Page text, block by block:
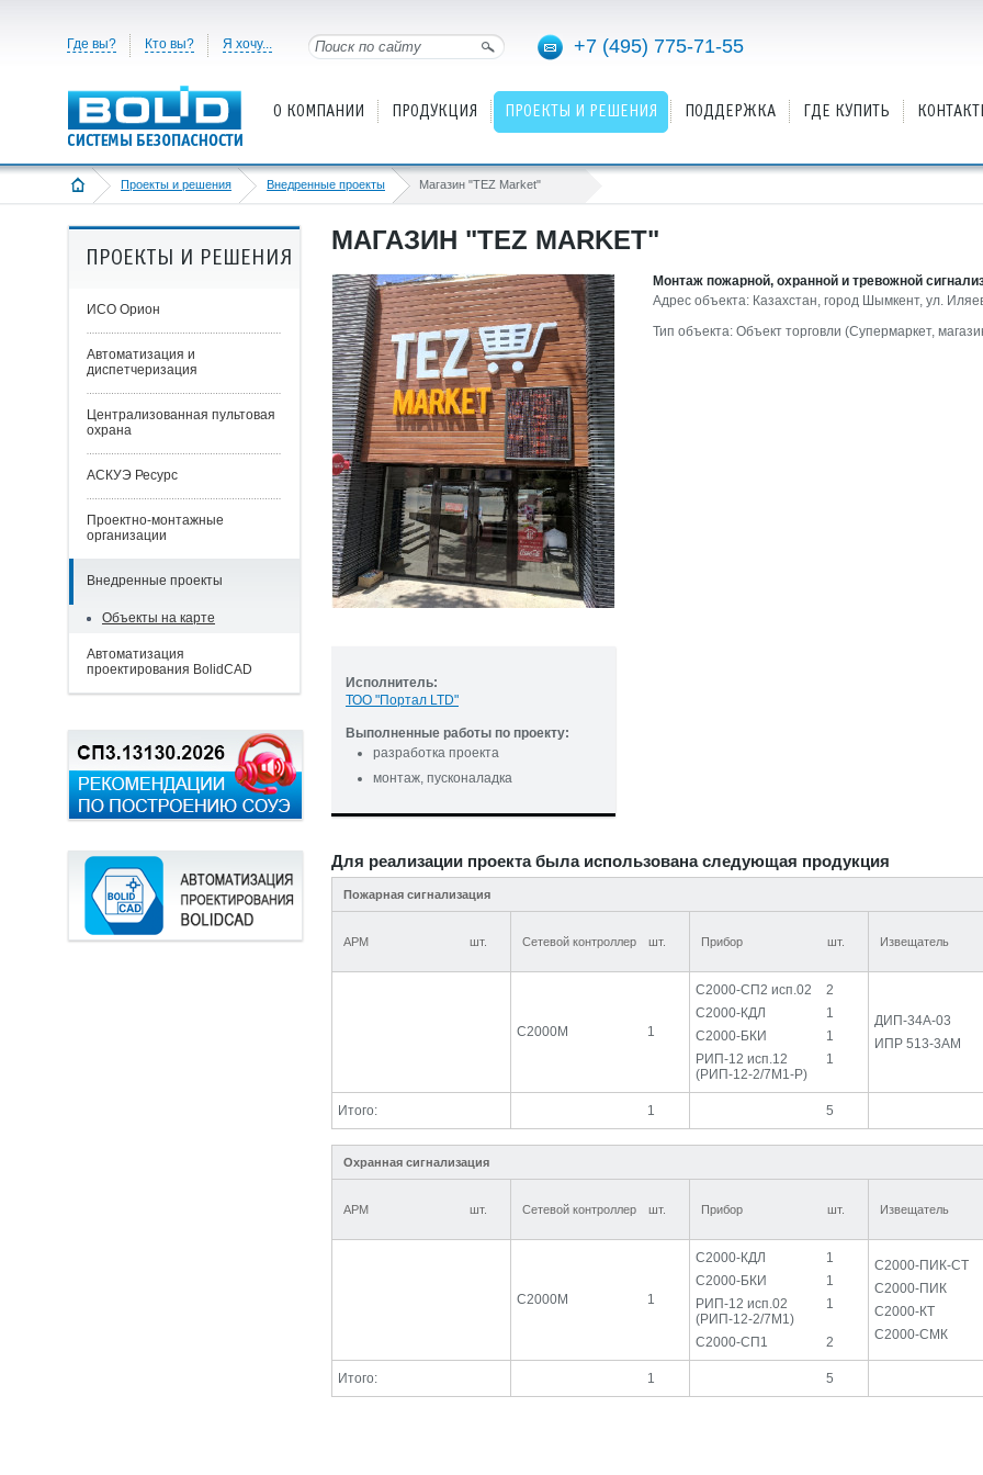
Где вы? Кто вы? Я хочу... +7 (495) 775-71-55
О КОМПАНИИ ПРОДУКЦИЯ ПРОЕКТЫ И РЕШЕНИЯ ПОДДЕРЖКА ГДЕ КУПИТЬ
Проекты и решения Внедренные проекты Магазин "TEZ Market"
ПРОЕКТЫ И РЕШЕНИЯ
ИСО Орион
Автоматизация и
диспетчеризация
Централизованная пультовая
охрана
АСКУЭ Ресурс
Проектно-монтажные
организации
Внедренные проекты
Объекты на карте
Автоматизация
проектирования BolidCAD
МАГАЗИН "TEZ MARKET"
Исполнитель:
ТОО "Портал LTD"
Выполненные работы по проекту:
разработка проекта
монтаж, пусконаладка
Монтаж пожарной, охранной и тревожной
Адрес объекта: Казахстан, город Шымкент, ул.
Тип объекта: Объект торговли (Супермаркет,
Для реализации проекта была использована следующая продукция
Пожарная сигнализация
АРМ шт. Сетевой контроллер шт. Прибор шт. Извещатель
С2000М 1
С2000-СП2 исп.02
2
С2000-КДЛ
1
С2000-БКИ
1
РИП-12 исп.12
(РИП-12-2/7М1-Р)
1
ДИП-34А-03
ИПР 513-3АМ
Итого: 1 5
Охранная сигнализация
АРМ шт. Сетевой контроллер шт. Прибор шт. Извещатель
С2000М 1
С2000-КДЛ
1
С2000-БКИ
1
РИП-12 исп.02
(РИП-12-2/7М1)
1
С2000-СП1 2
С2000-ПИК-СТ
С2000-ПИК
С2000-КТ
С2000-СМК
Итого: 1 5